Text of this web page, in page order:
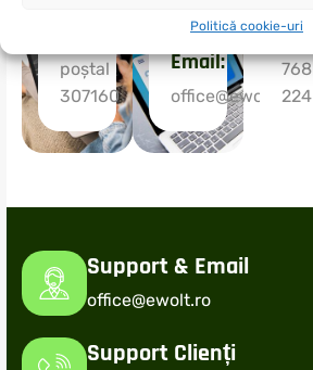
Politică cookie-uri
poștal
307160
Email:
office@ewolt.ro
768
224
Support & Email
office@ewolt.ro
Support Clienți